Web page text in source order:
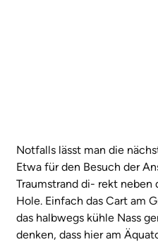
Notfalls lässt man die
Etwa für den Besuch der
Traumstrand di- rekt neben
Hole. Einfach das Cart am
das halbwegs kühle Nass
denken, dass hier am